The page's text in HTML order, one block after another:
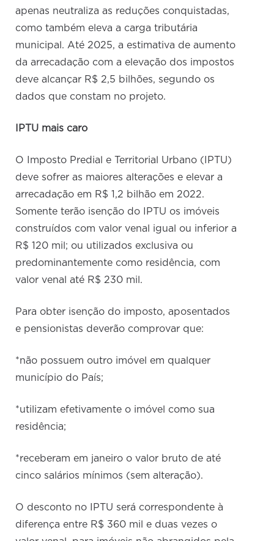
apenas neutraliza as reduções conquistadas,
como também eleva a carga tributária
municipal. Até 2025, a estimativa de aumento
da arrecadação com a elevação dos impostos
deve alcançar R$ 2,5 bilhões, segundo os
dados que constam no projeto.
IPTU mais caro
O Imposto Predial e Territorial Urbano (IPTU)
deve sofrer as maiores alterações e elevar a
arrecadação em R$ 1,2 bilhão em 2022.
Somente terão isenção do IPTU os imóveis
construídos com valor venal igual ou inferior a
R$ 120 mil; ou utilizados exclusiva ou
predominantemente como residência, com
valor venal até R$ 230 mil.
Para obter isenção do imposto, aposentados
e pensionistas deverão comprovar que:
*não possuem outro imóvel em qualquer
município do País;
*utilizam efetivamente o imóvel como sua
residência;
*receberam em janeiro o valor bruto de até
cinco salários mínimos (sem alteração).
O desconto no IPTU será correspondente à
diferença entre R$ 360 mil e duas vezes o